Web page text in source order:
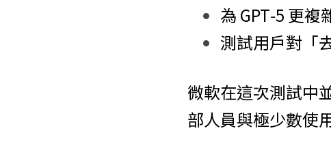
為 GPT‑5 更
測試用戶對「
微軟在這次測試中
部人員與極少數使